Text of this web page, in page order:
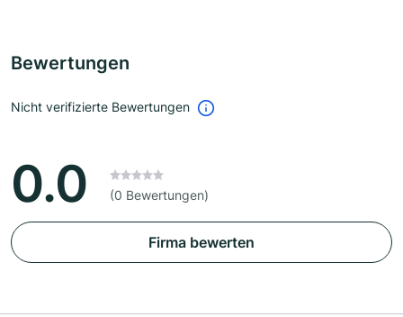
Bewertungen
Nicht verifizierte Bewertungen
0.0 (0 Bewertungen)
Firma bewerten